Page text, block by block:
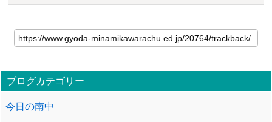
ブログカテゴリー
今日の南中